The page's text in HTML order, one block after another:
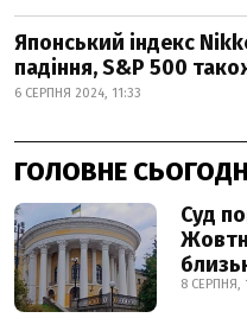
Японський індекс
падіння, S&P 500
6 СЕРПНЯ 2024, 11:33
ГОЛОВНЕ
Суд
8 СЕРПНЯ,